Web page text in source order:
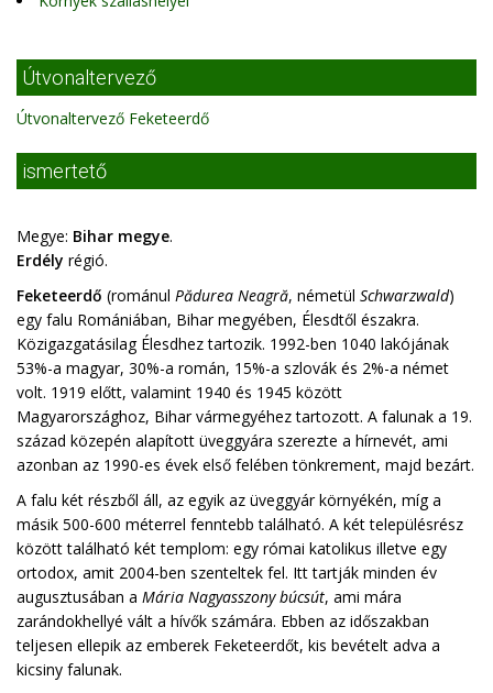
Útvonaltervező
Útvonaltervező Feketeerdő
ismertető
Megye: Bihar megye.
Erdély régió.
Feketeerdő (románul Pădurea Neagră, németül Schwarzwald)
egy falu Romániában, Bihar megyében, Élesdtől északra.
Közigazgatásilag Élesdhez tartozik. 1992-ben 1040 lakójának
53%-a magyar, 30%-a román, 15%-a szlovák és 2%-a német
volt. 1919 előtt, valamint 1940 és 1945 között
Magyarországhoz, Bihar vármegyéhez tartozott. A falunak a 19.
század közepén alapított üveggyára szerezte a hírnevét, ami
azonban az 1990-es évek első felében tönkrement, majd bezárt.
A falu két részből áll, az egyik az üveggyár környékén, míg a
másik 500-600 méterrel fenntebb található. A két településrész
között található két templom: egy római katolikus illetve egy
ortodox, amit 2004-ben szenteltek fel. Itt tartják minden év
augusztusában a Mária Nagyasszony búcsút, ami mára
zarándokhellyé vált a hívők számára. Ebben az időszakban
teljesen ellepik az emberek Feketeerdőt, kis bevételt adva a
kicsiny falunak.